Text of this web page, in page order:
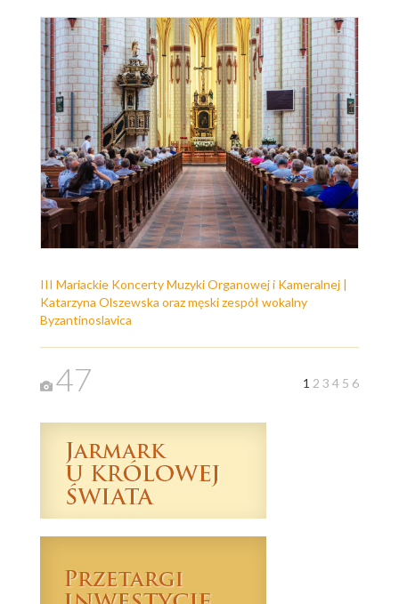
III Mariackie Koncerty Muzyki Organowej i Kameralnej |
Katarzyna Olszewska oraz męski zespół wokalny
Byzantinoslavica
47 1 2 3 4 5 6